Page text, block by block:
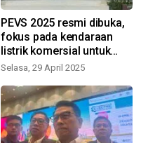
PEVS 2025 resmi dibuka,
fokus pada kendaraan
listrik komersial untuk
dorong efisiensi usaha
Selasa, 29 April 2025